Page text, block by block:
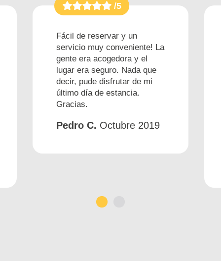
/5
Fácil de reservar y un
servicio muy conveniente! La
gente era acogedora y el
lugar era seguro. Nada que
decir, pude disfrutar de mi
último día de estancia.
Gracias.
Pedro C. Octubre 2019